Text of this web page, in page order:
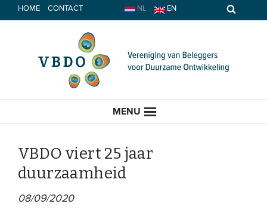
Spring
naar
HOME CONTACT NL EN
MENU
HOME
VBDO viert 25 jaar
duurzaamheid
08/09/2020